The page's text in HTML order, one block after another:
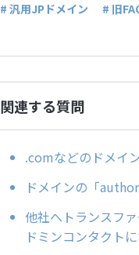
# 汎用JPドメイン # 旧
関連する質問
.comなどのドメイ
ドメインの「
他社へトランスフ
ドミンコンタクト